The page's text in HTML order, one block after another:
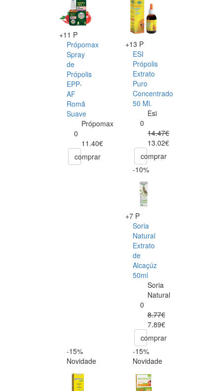
+11 P
Própomax
Spray
de
Própolis
EPP-
AF
Romã
Suave
Própomax
0
11.40€
comprar
+13 P
ESI
Própolis
Extrato
Puro
Concentrado
50 Ml.
Esi
0
14.47€
13.02€
comprar
-10%
+7 P
Soria
Natural
Extrato
de
Alcaçúz
50ml
Soria
Natural
0
8.77€
7.89€
comprar
-15%
Novidade
-15%
Novidade